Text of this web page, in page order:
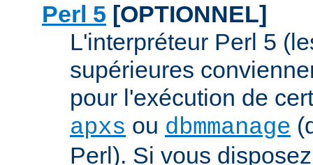
Perl 5 [OPTIONNEL]
L'interpréteur Perl 5
supérieures
pour l'exécution de
apxs ou dbmmanage
Perl). Si vous